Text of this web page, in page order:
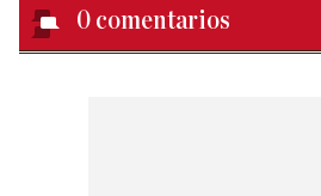
0 comentarios